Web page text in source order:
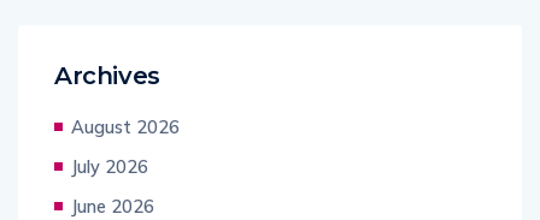
Archives
August 2026
July 2026
June 2026